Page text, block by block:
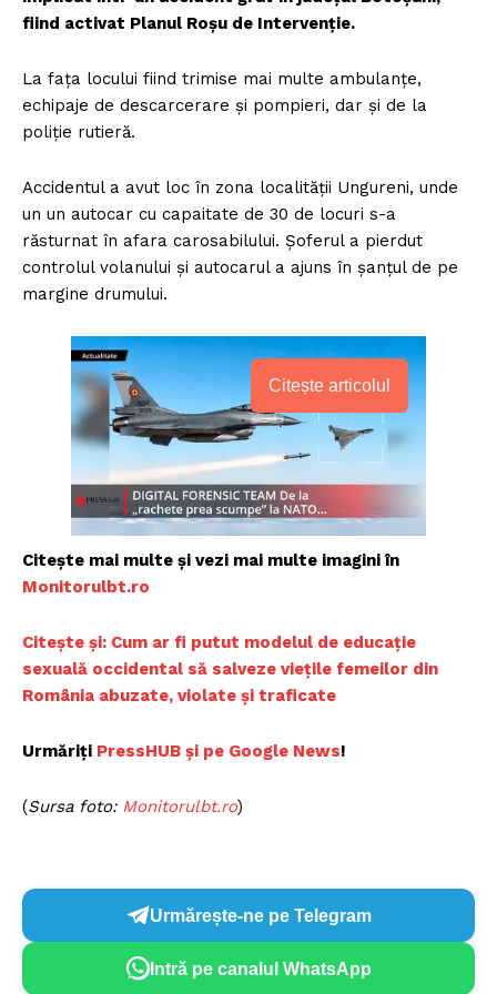
fiind activat Planul Roşu de Intervenţie.
La faţa locului fiind trimise mai multe ambulanţe,
echipaje de descarcerare şi pompieri, dar şi de la
poliţie rutieră.
Accidentul a avut loc în zona localităţii Ungureni, unde
un un autocar cu capaitate de 30 de locuri s-a
răsturnat în afara carosabilului. Şoferul a pierdut
controlul volanului şi autocarul a ajuns în şanţul de pe
margine drumului.
Citește articolul
Citește mai multe și vezi mai multe imagini în
Monitorulbt.ro
Citește și: Cum ar fi putut modelul de educație
sexuală occidental să salveze viețile femeilor din
România abuzate, violate și traficate
Urmăriți PressHUB și pe Google News!
(Sursa foto: Monitorulbt.ro)
Urmărește-ne pe Telegram
Intră pe canalul WhatsApp